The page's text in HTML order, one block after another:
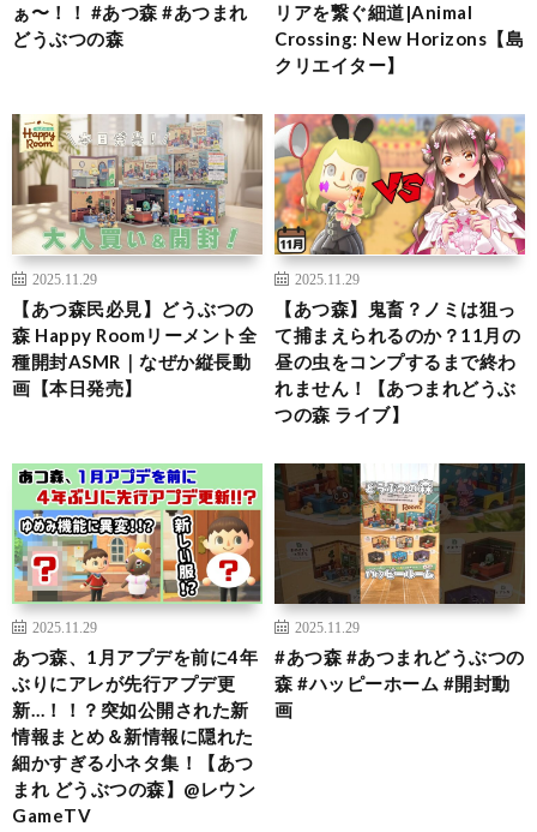
ぁ〜！！ #あつ森 #あつまれ
どうぶつの森
リアを繋ぐ細道|Animal
Crossing: New Horizons【島
クリエイター】
2025.11.29
【あつ森民必見】どうぶつの
森 Happy Roomリーメント全
種開封ASMR｜なぜか縦長動
画【本日発売】
2025.11.29
【あつ森】鬼畜？ノミは狙っ
て捕まえられるのか？11月の
昼の虫をコンプするまで終わ
れません！【あつまれどうぶ
つの森 ライブ】
2025.11.29
あつ森、1月アプデを前に4年
ぶりにアレが先行アプデ更
新…！！？突如公開された新
情報まとめ＆新情報に隠れた
細かすぎる小ネタ集！【あつ
まれ どうぶつの森】@レウン
GameTV
2025.11.29
#あつ森 #あつまれどうぶつの
森 #ハッピーホーム #開封動
画